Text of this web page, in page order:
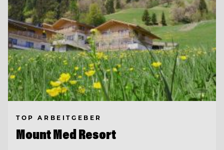
TOP ARBEITGEBER
Mount Med Resort